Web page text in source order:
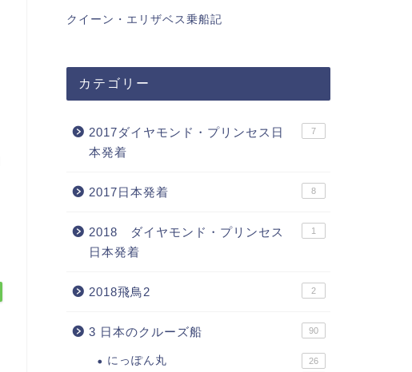
クイーン・エリザベス乗船記
カテゴリー
2017ダイヤモンド・プリンセス日
本発着
7
2017日本発着 8
2018 ダイヤモンド・プリンセス
日本発着
1
2018飛鳥2 2
3 日本のクルーズ船 90
にっぽん丸 26